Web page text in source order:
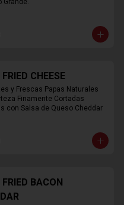
Grande.
CHEESE
y Frescas Papas Naturales
Finamente Cortadas
con Salsa de Queso Cheddar
BACON